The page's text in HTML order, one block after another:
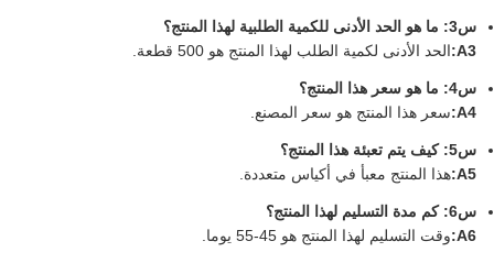
س3: ما هو الحد الأدنى للكمية الطلبية لهذا المنتج؟
A3: الحد الأدنى لكمية الطلب لهذا المنتج هو 500 قطعة.
س4: ما هو سعر هذا المنتج؟
A4: سعر هذا المنتج هو سعر المصنع.
س5: كيف يتم تعبئة هذا المنتج؟
A5: هذا المنتج معبأ في أكياس متعددة.
س6: كم مدة التسليم لهذا المنتج؟
A6: وقت التسليم لهذا المنتج هو 45-55 يوما.